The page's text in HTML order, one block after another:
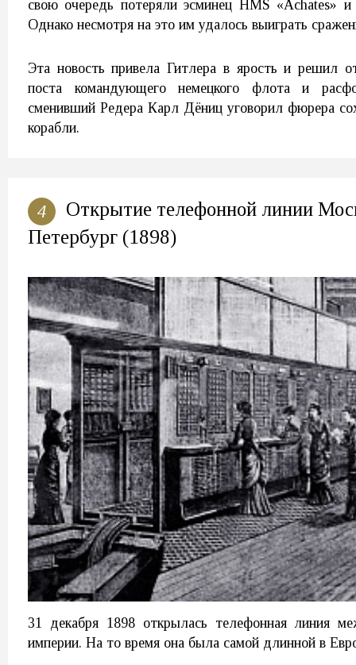
свою очередь потеряли эсминец HMS «Achates»
Однако несмотря на это им удалось выиграть
Эта новость привела Гитлера в ярость и решил
поста командующего немецкого флота и
сменивший Редера Карл Дёниц уговорил фюрера
корабли.
4
Открытие телефонной линии
Петербург (1898)
31 декабря 1898 открылась телефонная линия
империи. На то время она была самой длинной в